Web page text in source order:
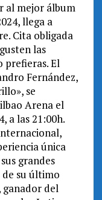
al mejor álbum
llega a
Cita obligada
las
prefieras. El
Fernández,
se
Arena el
a las 21:00h.
única
grandes
de su último
ganador del